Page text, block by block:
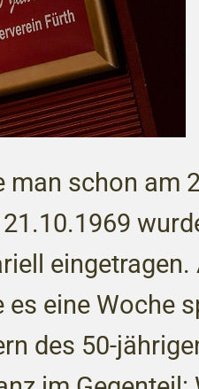
man schon am
es eine Woche
des 50-